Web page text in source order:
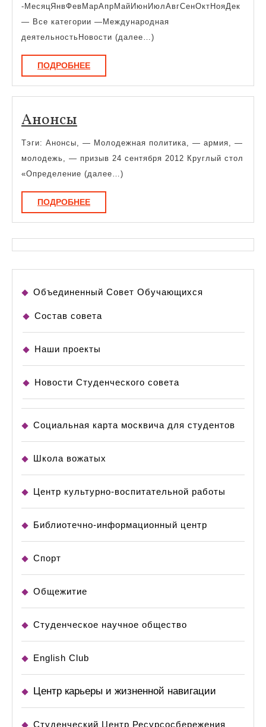
-МесяцЯнвФевМарАпрМайИюнИюлАвгСенОктНояДек
— Все категории —Международная
деятельностьНовости (далее…)
ПОДРОБНЕЕПОДРОБНЕЕ
Анонсы
Тэги: Анонсы, — Молодежная политика, — армия, —
молодежь, — призыв 24 сентября 2012 Круглый стол
«Определение (далее…)
ПОДРОБНЕЕПОДРОБНЕЕ
Объединенный Совет Обучающихся
Состав совета
Наши проекты
Новости Студенческого совета
Социальная карта москвича для студентов
Школа вожатых
Центр культурно-воспитательной работы
Библиотечно-информационный центр
Спорт
Общежитие
Студенческое научное общество
English Club
Центр карьеры и жизненной навигации
Студенческий Центр Ресурсосбережения